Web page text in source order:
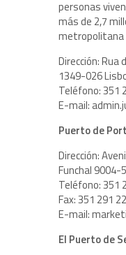
personas
más de 2,7
metropolitana
Dirección: Rua
1349-026
Teléfono: 351
E-mail:
Puerto de
Dirección:
Funchal 9004-
Teléfono: 351
Fax: 351 291
E-mail:
El Puerto de